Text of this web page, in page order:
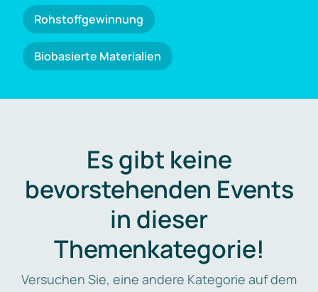
Rohstoffgewinnung
Biobasierte Materialien
Es gibt keine
bevorstehenden Events
in dieser
Themenkategorie!
Versuchen Sie, eine andere Kategorie auf dem